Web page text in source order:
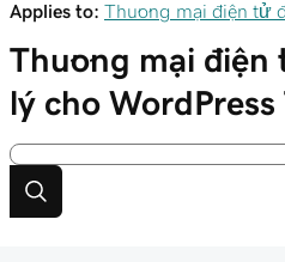
Applies to: Thương mại điện tử
Thương mại
lý cho WordPress